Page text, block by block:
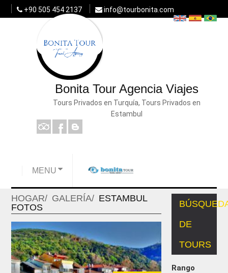
+90 505 454 2137 info@tourbonita.com
Bonita Tour Agencia Viajes
Tours Privados en Turquía, Tours Privados en
Estambul
MENU
HOGAR GALERÍA
ESTAMBUL
FOTOS
DE
TOURS
Rango